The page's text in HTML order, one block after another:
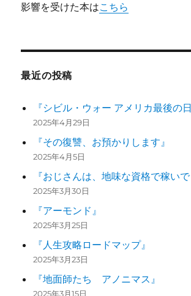
影響を受けた本はこちら
最近の投稿
『シビル・ウォー アメリカ最後の日
2025年4月29日
『その復讐、お預かりします』
2025年4月5日
『おじさんは、地味な資格で稼いで
2025年3月30日
『アーモンド』
2025年3月25日
『人生攻略ロードマップ』
2025年3月23日
『地面師たち アノニマス』
2025年3月15日